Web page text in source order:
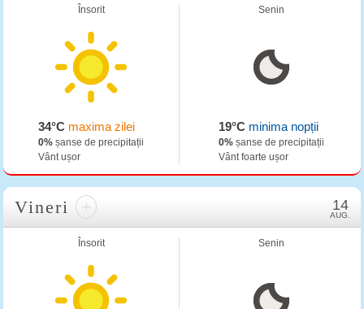
Însorit
34°C maxima zilei
0% șanse de precipitații
Vânt ușor
Senin
19°Cminima nopții
0%șanse de precipitații
Vânt foarte ușor
Vineri + 14
AUG.
Însorit Senin